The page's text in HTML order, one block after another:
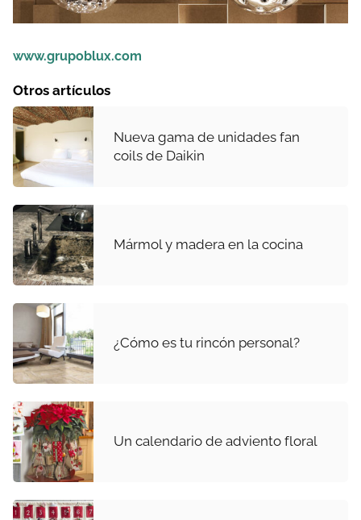
www.grupoblux.com
Otros artículos
Nueva gama de unidades fan
coils de Daikin
Mármol y madera en la cocina
¿Cómo es tu rincón personal?
Un calendario de adviento floral